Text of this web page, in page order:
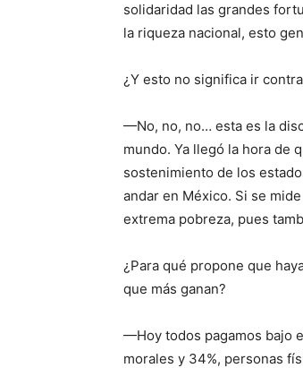
solidaridad las grandes
la riqueza nacional, esto
¿Y esto no significa ir
—No, no, no… esta es la
mundo. Ya llegó la hora de
sostenimiento de los
andar en México. Si se
extrema pobreza, pues
¿Para qué propone que
que más ganan?
—Hoy todos pagamos bajo
morales y 34%, personas